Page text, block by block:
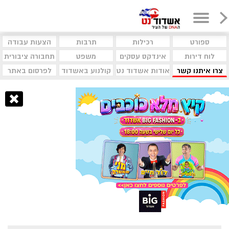
ספורט רכילות תרבות
הצעות עבודה
לוח דירות
אינדקס עסקים משפט
תחבורה ציבורית
צרו איתנו קשר
אודות אשדוד נט קולנוע באשדוד לפרסום באתר